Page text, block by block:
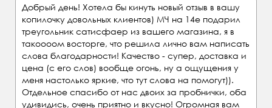
Добрый день! Хотела бы кинуть новый отзыв в вашу
копилочку довольных клиентов) МЧ на 14е подарил
треугольник сатисфаер из вашего магазина, я в
такоооом восторге, что решила лично вам написать
слова благодарности! Качество - супер, доставка и
цена (с его слов) вообще огонь, ну а ощущения у
меня настолько яркие, что тут слова на помогут)).
Отдельное спасибо от нас двоих за пробнички, оба
удивидись, очень приятно и вкусно! Огромная вам